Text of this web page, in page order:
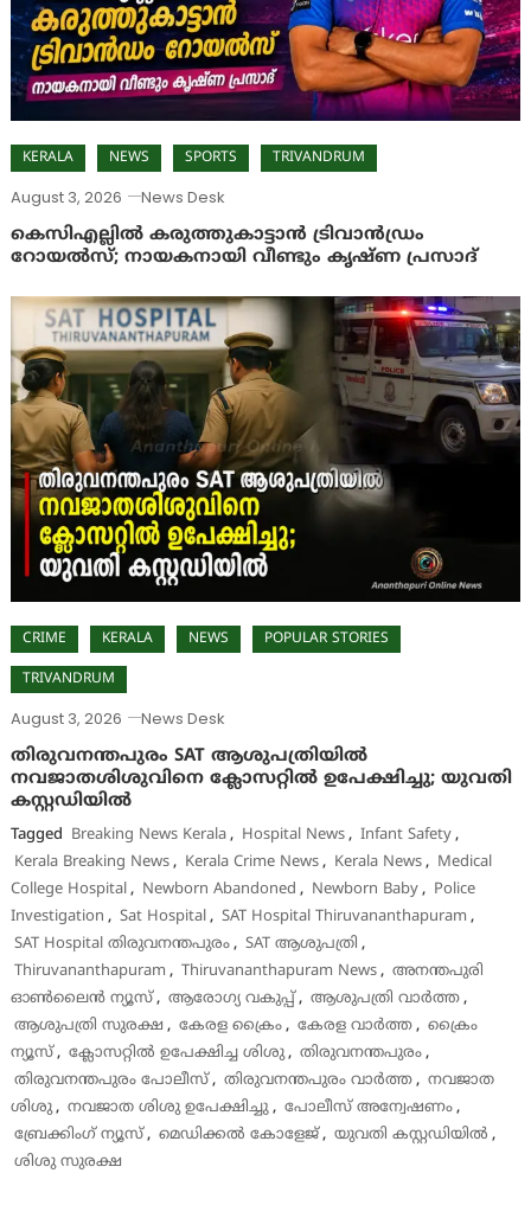
KERALA NEWS SPORTS TRIVANDRUM
August 3, 2026
News Desk
കെസിഎല്ലിൽ കരുത്തുകാട്ടാൻ ട്രിവാൻഡ്രം
റോയൽസ്; നായകനായി വീണ്ടും കൃഷ്ണ പ്രസാദ്
CRIME KERALA NEWS POPULAR STORIES
TRIVANDRUM
August 3, 2026
News Desk
തിരുവനന്തപുരം SAT ആശുപത്രിയിൽ
നവജാതശിശുവിനെ ക്ലോസറ്റിൽ ഉപേക്ഷിച്ചു; യുവതി
കസ്റ്റഡിയിൽ
Tagged Breaking News Kerala, Hospital News, Infant Safety,
Kerala Breaking News, Kerala Crime News, Kerala News, Medical
College Hospital, Newborn Abandoned , Newborn Baby, Police
Investigation , Sat Hospital, SAT Hospital Thiruvananthapuram ,
SAT Hospital തിരുവനന്തപുരം, SAT ആശുപത്രി ,
Thiruvananthapuram , Thiruvananthapuram News, അനന്തപുരി
ഓൺലൈൻ ന്യൂസ്, ആരോഗ്യ വകുപ്പ്, ആശുപത്രി വാർത്ത,
ആശുപത്രി സുരക്ഷ , കേരള ക്രൈം, കേരള വാർത്ത, ക്രൈം
ന്യൂസ്, ക്ലോസറ്റിൽ ഉപേക്ഷിച്ച ശിശു, തിരുവനന്തപുരം,
തിരുവനന്തപുരം പോലീസ്, തിരുവനന്തപുരം വാർത്ത, നവജാത
ശിശു, നവജാത ശിശു ഉപേക്ഷിച്ചു, പോലീസ് അന്വേഷണം,
ബ്രേക്കിംഗ് ന്യൂസ്, മെഡിക്കൽ കോളേജ്, യുവതി കസ്റ്റഡിയിൽ ,
ശിശു സുരക്ഷ